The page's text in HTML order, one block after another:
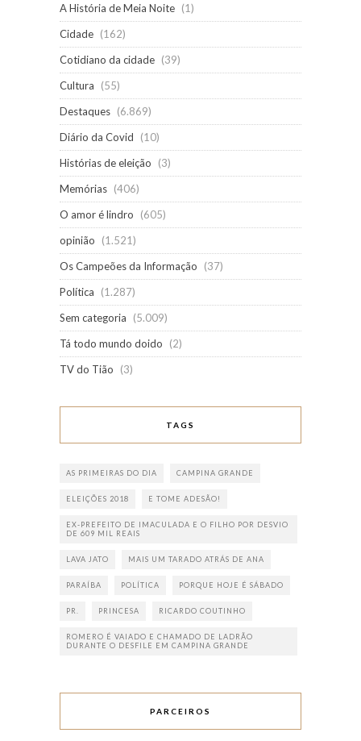
A História de Meia Noite (1)
Cidade (162)
Cotidiano da cidade (39)
Cultura
(55)
Destaques (6.869)
Diário da Covid
(10)
Histórias de eleição
(3)
Memórias (406)
O amor é lindro
(605)
opinião
(1.521)
Os Campeões da Informação
(37)
Política
(1.287)
Sem categoria
(5.009)
Tá todo mundo doido
(2)
TV do Tião
(3)
TAGS
AS PRIMEIRAS DO DIA CAMPINA GRANDE
ELEIÇÕES 2018 E TOME ADESÃO!
EX-PREFEITO DE IMACULADA E O FILHO POR DESVIO
DE 609 MIL REAIS
LAVA JATO MAIS UM TARADO ATRÁS DE ANA
PARAÍBA POLÍTICA PORQUE HOJE É SÁBADO
PR. PRINCESA RICARDO COUTINHO
ROMERO É VAIADO E CHAMADO DE LADRÃO
DURANTE O DESFILE EM CAMPINA GRANDE
PARCEIROS